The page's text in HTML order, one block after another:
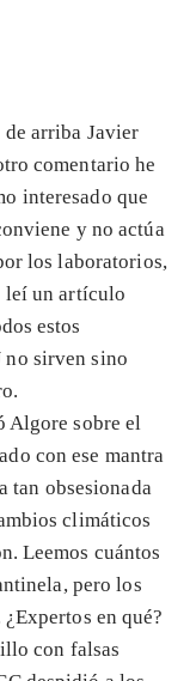
arriba Javier
comentario he
interesado que
y no actúa
los laboratorios,
leí un artículo
estos
no sirven sino
Algore sobre el
con ese mantra
tan obsesionada
climáticos
Leemos cuántos
pero los
en qué?
con falsas